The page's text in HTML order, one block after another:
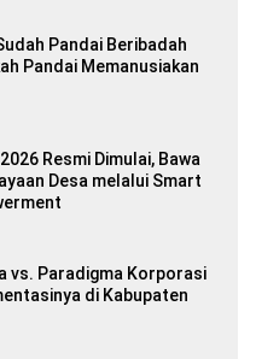
Pandai Beribadah
Pandai Memanusiakan
Resmi Dimulai, Bawa
Desa melalui Smart
vs. Paradigma Korporasi
di Kabupaten